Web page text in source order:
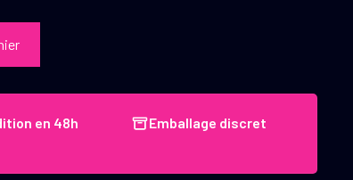
en 48h Emballage discret